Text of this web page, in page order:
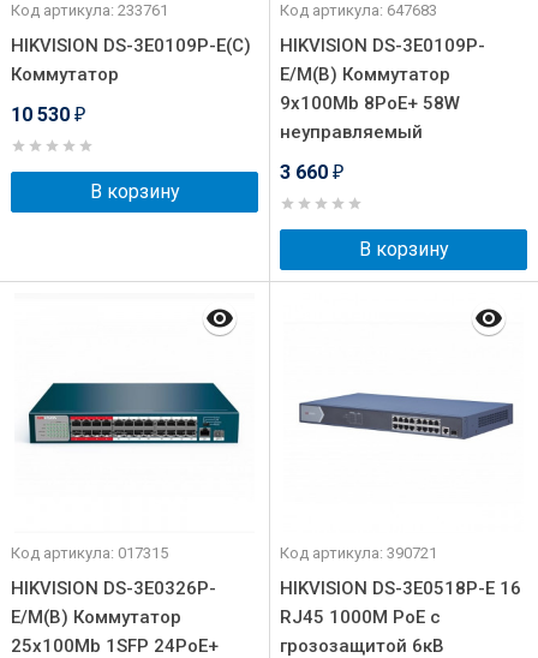
Код артикула: 233761
HIKVISION DS-3E0109P-E(C)
Коммутатор
10 530 ₽
В корзину
Код артикула: 647683
HIKVISION DS-3E0109P-
E/M(B) Коммутатор
9x100Mb 8PoE+ 58W
неуправляемый
3 660 ₽
В корзину
Код артикула: 017315
HIKVISION DS-3E0326P-
E/M(B) Коммутатор
25x100Mb 1SFP 24PoE+
Код артикула: 390721
HIKVISION DS-3E0518P-E 16
RJ45 1000M PoE с
грозозащитой 6кВ